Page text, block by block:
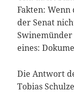
Fakten:
der Senat
eines:
Die Antwort
Tobias